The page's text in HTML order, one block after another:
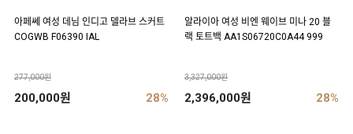
아페쎄 여성 데님 인디고 델라브 스커트
COGWB F06390 IAL
277,000원
200,000원 28%
알라이아 여성 비엔 웨이브 미나 20 블
랙 토트백 AA1S06720C0A44 999
3,327,000원
2,396,000원 28%